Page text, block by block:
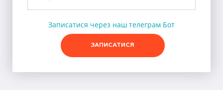
Записатися через наш телеграм Бот
ЗАПИСАТИСЯ